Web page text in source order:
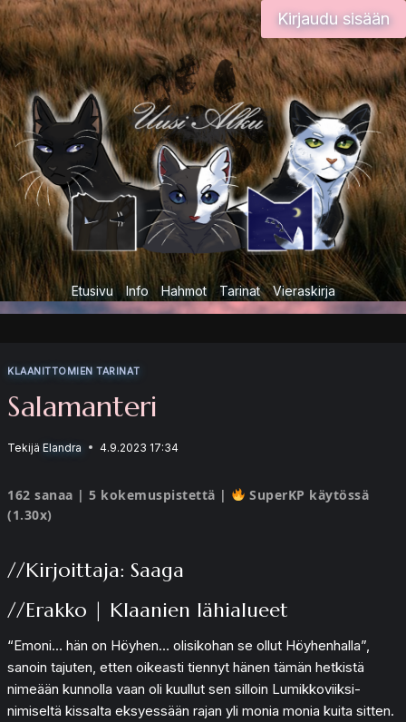
Siirry
sisältöön
Kirjaudu sisään
Etusivu Info Hahmot Tarinat Vieraskirja
KLAANITTOMIEN TARINAT
Salamanteri
Tekijä Elandra 4.9.2023 17:34
162 sanaa | 5 kokemuspistettä |
SuperKP käytössä
(1.30x)
//Kirjoittaja: Saaga
//Erakko | Klaanien lähialueet
“Emoni… hän on Höyhen… olisikohan se ollut Höyhenhalla”,
sanoin tajuten, etten oikeasti tiennyt hänen tämän hetkistä
nimeään kunnolla vaan oli kuullut sen silloin Lumikkoviiksi-
nimiseltä kissalta eksyessään rajan yli monia monia kuita sitten.